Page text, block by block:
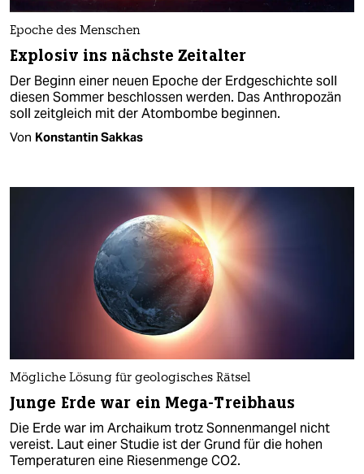
Epoche des Menschen
Explosiv ins nächste Zeitalter
Der Beginn einer neuen Epoche der Erdgeschichte soll
diesen Sommer beschlossen werden. Das Anthropozän
soll zeitgleich mit der Atombombe beginnen.
Von Konstantin Sakkas
Mögliche Lösung für geologisches Rätsel
Junge Erde war ein Mega-Treibhaus
Die Erde war im Archaikum trotz Sonnenmangel nicht
vereist. Laut einer Studie ist der Grund für die hohen
Temperaturen eine Riesenmenge CO2.